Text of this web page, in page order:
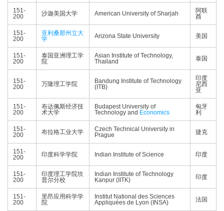
151-
200
沙迦美国大学 American University of Sharjah
阿联
酋
151-
200
亚利桑那州立大
学
Arizona State University 美国
151-
200
泰国亚洲理工学
院
Asian Institute of Technology,
Thailand
泰国
151-
200
万隆理工学院
Bandung Institute of Technology
(ITB)
印度
尼西
亚
151-
200
布达佩斯经济技
术大学
Budapest University of
Technology and Economics
匈牙
利
151-
200
布拉格工业大学
Czech Technical University in
Prague
捷克
151-
200
印度科学学院 Indian Institute of Science 印度
151-
200
印度理工学院坎
普尔分校
Indian Institute of Technology
Kanpur (IITK)
印度
151-
200
里昂应用科学学
院
Institut National des Sciences
Appliquées de Lyon (INSA)
法国